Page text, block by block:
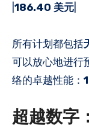
186.40 美元
所有计划都包括
可以放心地进行
络的卓越性能：
超越数字